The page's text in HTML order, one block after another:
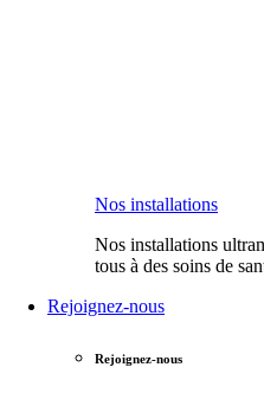
Nos installations
Nos installations
tous à des soins de
Rejoignez-nous
Rejoignez-nous